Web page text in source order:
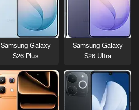
Samsung Galaxy
S26 Ultra
Samsung Galaxy
S26 Plus